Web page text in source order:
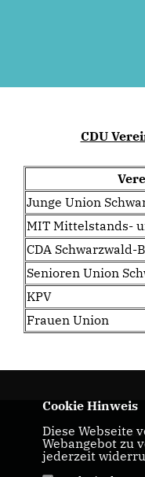
CDU
Junge Union
MIT Mittelstands-
CDA Schwarzwald-
Senioren Union
KPV
Frauen Union
Cookie Hinweis
Diese Webseite
Webangebot zu
jederzeit